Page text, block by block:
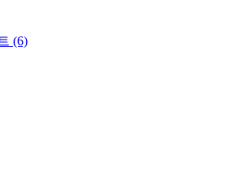
(6)